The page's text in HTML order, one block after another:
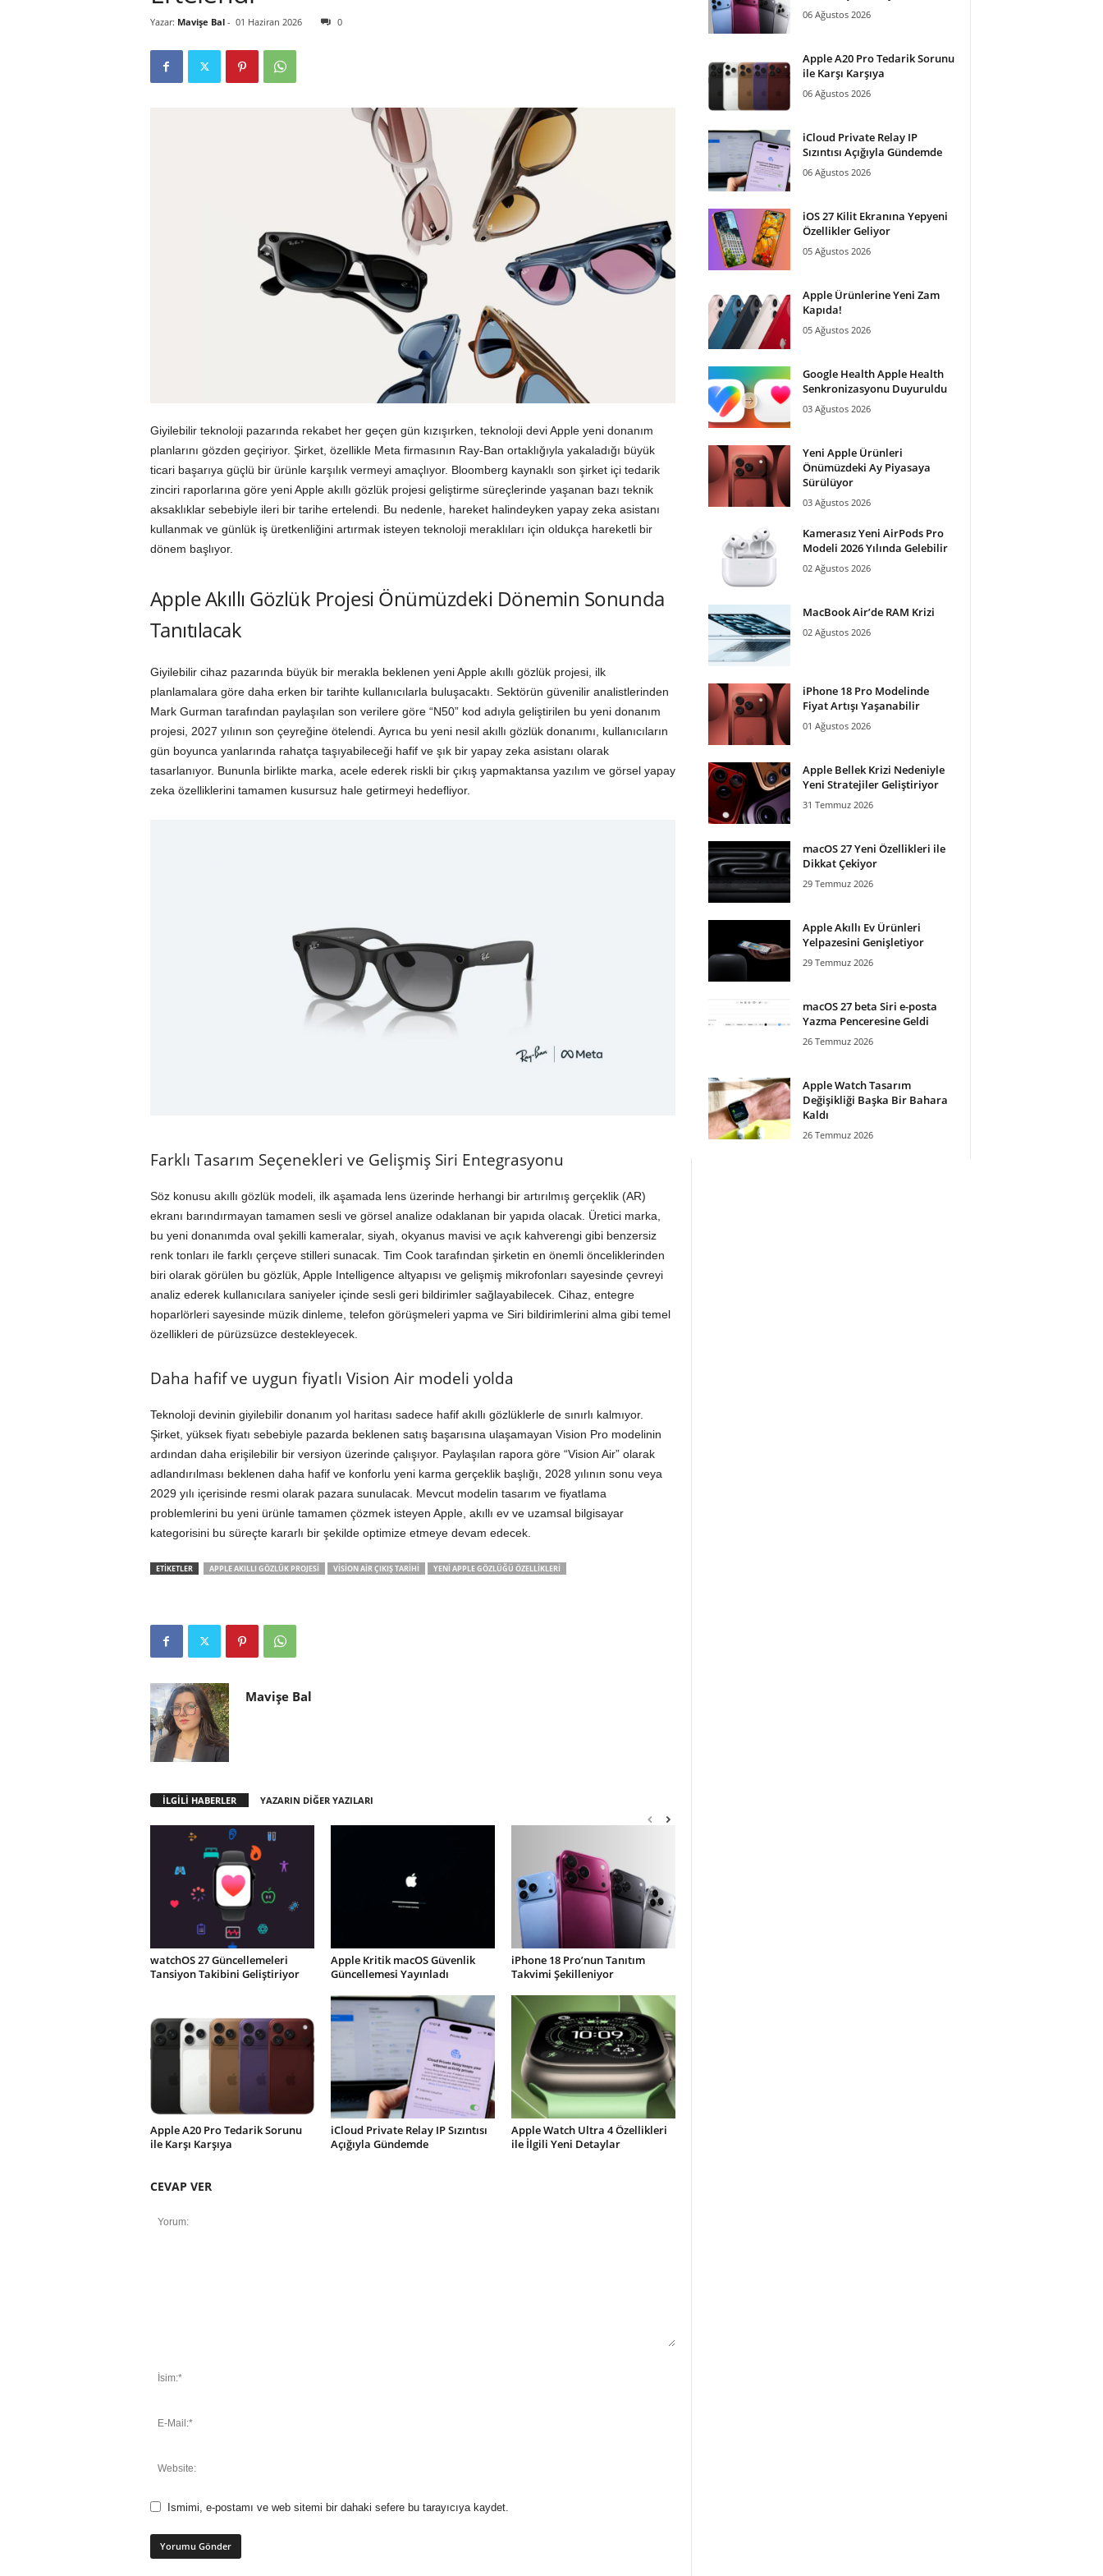
a
Yazar: Mavişe Bal- 01 Haziran 2026 0
Giyilebilir teknoloji pazarında rekabet her geçen gün kızışırken, teknoloji devi Apple yeni donanım
planlarını gözden geçiriyor. Şirket, özellikle Meta firmasının Ray-Ban ortaklığıyla yakaladığı büyük
ticari başarıya güçlü bir ürünle karşılık vermeyi amaçlıyor. Bloomberg kaynaklı son şirket içi tedarik
zinciri raporlarına göre yeni Apple akıllı gözlük projesi geliştirme süreçlerinde yaşanan bazı teknik
aksaklıklar sebebiyle ileri bir tarihe ertelendi. Bu nedenle, hareket halindeyken yapay zeka asistanı
kullanmak ve günlük iş üretkenliğini artırmak isteyen teknoloji meraklıları için oldukça hareketli bir
dönem başlıyor.
Apple Akıllı Gözlük Projesi Önümüzdeki Dönemin Sonunda
Tanıtılacak
Giyilebilir cihaz pazarında büyük bir merakla beklenen yeni Apple akıllı gözlük projesi, ilk
planlamalara göre daha erken bir tarihte kullanıcılarla buluşacaktı. Sektörün güvenilir analistlerinden
Mark Gurman tarafından paylaşılan son verilere göre “N50” kod adıyla geliştirilen bu yeni donanım
projesi, 2027 yılının son çeyreğine ötelendi. Ayrıca bu yeni nesil akıllı gözlük donanımı, kullanıcıların
gün boyunca yanlarında rahatça taşıyabileceği hafif ve şık bir yapay zeka asistanı olarak
tasarlanıyor. Bununla birlikte marka, acele ederek riskli bir çıkış yapmaktansa yazılım ve görsel yapay
zeka özelliklerini tamamen kusursuz hale getirmeyi hedefliyor.
Farklı Tasarım Seçenekleri ve Gelişmiş Siri Entegrasyonu
Söz konusu akıllı gözlük modeli, ilk aşamada lens üzerinde herhangi bir artırılmış gerçeklik (AR)
ekranı barındırmayan tamamen sesli ve görsel analize odaklanan bir yapıda olacak. Üretici marka,
bu yeni donanımda oval şekilli kameralar, siyah, okyanus mavisi ve açık kahverengi gibi benzersiz
renk tonları ile farklı çerçeve stilleri sunacak. Tim Cook tarafından şirketin en önemli önceliklerinden
biri olarak görülen bu gözlük, Apple Intelligence altyapısı ve gelişmiş mikrofonları sayesinde çevreyi
analiz ederek kullanıcılara saniyeler içinde sesli geri bildirimler sağlayabilecek. Cihaz, entegre
hoparlörleri sayesinde müzik dinleme, telefon görüşmeleri yapma ve Siri bildirimlerini alma gibi temel
özellikleri de pürüzsüzce destekleyecek.
Daha hafif ve uygun fiyatlı Vision Air modeli yolda
Teknoloji devinin giyilebilir donanım yol haritası sadece hafif akıllı gözlüklerle de sınırlı kalmıyor.
Şirket, yüksek fiyatı sebebiyle pazarda beklenen satış başarısına ulaşamayan Vision Pro modelinin
ardından daha erişilebilir bir versiyon üzerinde çalışıyor. Paylaşılan rapora göre “Vision Air” olarak
adlandırılması beklenen daha hafif ve konforlu yeni karma gerçeklik başlığı, 2028 yılının sonu veya
2029 yılı içerisinde resmi olarak pazara sunulacak. Mevcut modelin tasarım ve fiyatlama
problemlerini bu yeni ürünle tamamen çözmek isteyen Apple, akıllı ev ve uzamsal bilgisayar
kategorisini bu süreçte kararlı bir şekilde optimize etmeye devam edecek.
ETİKETLER APPLE AKILLI GÖZLÜK PROJESI VISION AIR ÇIKIŞ TARIHI YENI APPLE GÖZLÜĞÜ ÖZELLIKLERI
Mavişe Bal
İLGİLİ HABERLER YAZARIN DİĞER YAZILARI
watchOS 27 Güncellemeleri
Tansiyon Takibini Geliştiriyor
Apple Kritik macOS Güvenlik
Güncellemesi Yayınladı
iPhone 18 Pro’nun Tanıtım
Takvimi Şekilleniyor
Apple A20 Pro Tedarik Sorunu
ile Karşı Karşıya
iCloud Private Relay IP Sızıntısı
Açığıyla Gündemde
Apple Watch Ultra 4 Özellikleri
ile İlgili Yeni Detaylar
CEVAP VER
Ismimi, e-postamı ve web sitemi bir dahaki sefere bu tarayıcıya kaydet.
06 Ağustos 2026
Apple A20 Pro Tedarik Sorunu
ile Karşı Karşıya
06 Ağustos 2026
iCloud Private Relay IP
Sızıntısı Açığıyla Gündemde
06 Ağustos 2026
iOS 27 Kilit Ekranına Yepyeni
Özellikler Geliyor
05 Ağustos 2026
Apple Ürünlerine Yeni Zam
Kapıda!
05 Ağustos 2026
Google Health Apple Health
Senkronizasyonu Duyuruldu
03 Ağustos 2026
Yeni Apple Ürünleri
Önümüzdeki Ay Piyasaya
Sürülüyor
03 Ağustos 2026
Kamerasız Yeni AirPods Pro
Modeli 2026 Yılında Gelebilir
02 Ağustos 2026
MacBook Air’de RAM Krizi
02 Ağustos 2026
iPhone 18 Pro Modelinde
Fiyat Artışı Yaşanabilir
01 Ağustos 2026
Apple Bellek Krizi Nedeniyle
Yeni Stratejiler Geliştiriyor
31 Temmuz 2026
macOS 27 Yeni Özellikleri ile
Dikkat Çekiyor
29 Temmuz 2026
Apple Akıllı Ev Ürünleri
Yelpazesini Genişletiyor
29 Temmuz 2026
macOS 27 beta Siri e-posta
Yazma Penceresine Geldi
26 Temmuz 2026
Apple Watch Tasarım
Değişikliği Başka Bir Bahara
Kaldı
26 Temmuz 2026